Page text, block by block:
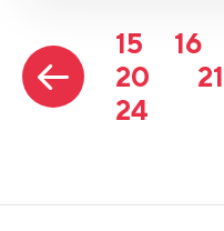
15 16
20
21
24